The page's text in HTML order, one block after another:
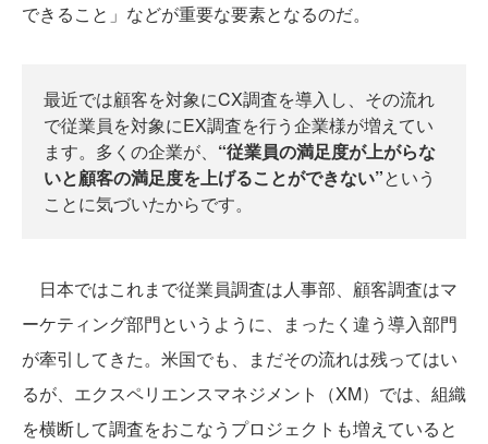
できること」などが重要な要素となるのだ。
最近では顧客を対象にCX調査を導入し、その流れ
で従業員を対象にEX調査を行う企業様が増えてい
ます。多くの企業が、 “従業員の満足度が上がらな
いと顧客の満足度を上げることができない”という
ことに気づいたからです。
日本ではこれまで従業員調査は人事部、顧客調査はマ
ーケティング部門というように、まったく違う導入部門
が牽引してきた。米国でも、まだその流れは残ってはい
るが、エクスペリエンスマネジメント（XM）では、組織
を横断して調査をおこなうプロジェクトも増えていると